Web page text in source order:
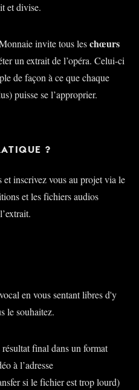
et divise.
invite tous leschœurs
un extrait de l’opéra. Celui-ci
de façon à ce que chaque
puisse se l’approprier.
?
et inscrivez vous au projet via le
et les fichiers audios
en vous sentant libres d'y
le souhaitez.
final dans un format
à l’adresse
si le fichier est trop lourd)